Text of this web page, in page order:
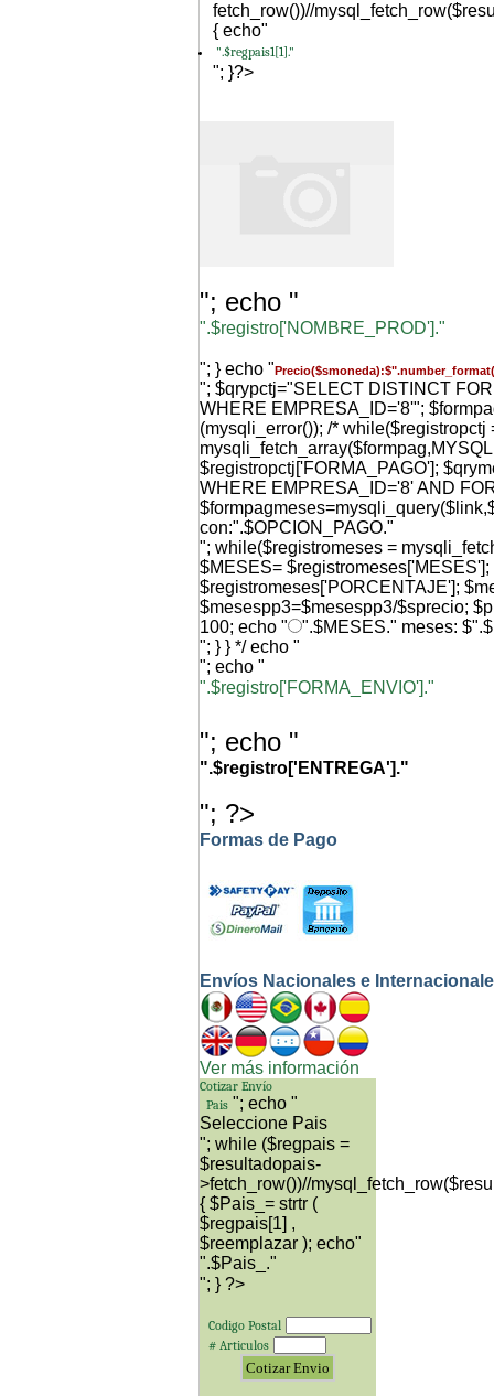
fetch_row())//
{ echo"
".$regpais1[1]."
"; }?>
"; echo "
".$registro['NOMBRE_PROD']."
"; } echo "
"; $qrypctj="SELECT DISTINCT
WHERE EMPRESA_ID='8'";
(mysqli_error()); /* while($registropctj
$registropctj['FORMA_PAGO'];
WHERE EMPRESA_ID='8' AND
con:".$OPCION_PAGO."
"; while($registromeses =
$MESES=
$registromeses['PORCENTAJE'];
$mesespp3=$mesespp3/$sprecio;
100; echo "
".$MESES." meses:
"; } } */ echo "
"; echo "
".$registro['FORMA_ENVIO']."
"; echo "
".$registro['ENTREGA']."
"; ?>
Formas de Pago
Envíos Nacionales e
Ver más información
Cotizar Envío
Pais "; echo "
"; while ($regpais =
$resultadopais-
>fetch_row())//
{ $Pais_= strtr (
$regpais[1] ,
$reemplazar ); echo"
"; } ?>
Codigo Postal
# Articulos